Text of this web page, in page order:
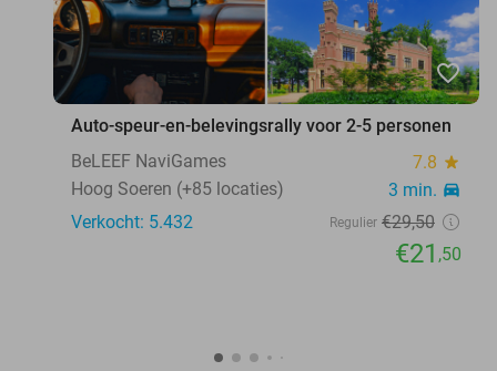
favorite_border
Auto-speur-en-belevingsrally voor 2-5 personen
BeLEEF NaviGames
7.8 star
Hoog Soeren (+85 locaties) 3 min. directions_car
Verkocht: 5.432 Regulier €29,50
€21 ,50